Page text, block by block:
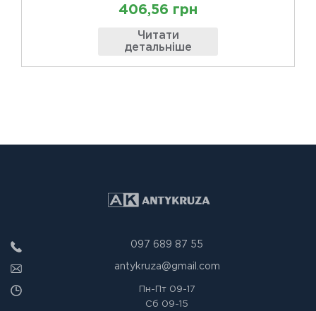
406,56 грн
Читати
детальніше
097 689 87 55
antykruza@gmail.com
Пн-Пт09-17
Сб 09-15